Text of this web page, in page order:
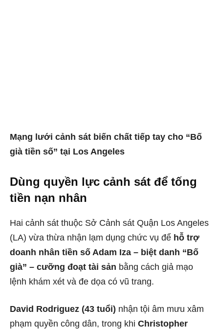
Mạng lưới cảnh sát biến chất tiếp tay cho “Bố
già tiền số” tại Los Angeles
Dùng quyền lực cảnh sát để tống
tiền nạn nhân
Hai cảnh sát thuộc Sở Cảnh sát Quận Los Angeles
(LA) vừa thừa nhận lạm dụng chức vụ để hỗ trợ
doanh nhân tiền số Adam Iza – biệt danh “Bố
già” – cưỡng đoạt tài sản bằng cách giả mạo
lệnh khám xét và đe dọa có vũ trang.
David Rodriguez (43 tuổi) nhận tội âm mưu xâm
phạm quyền công dân, trong khi Christopher